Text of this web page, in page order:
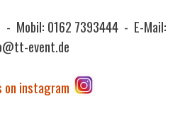
- Mobil: 0162 7393444 - E-Mail:
event.de
on instagram